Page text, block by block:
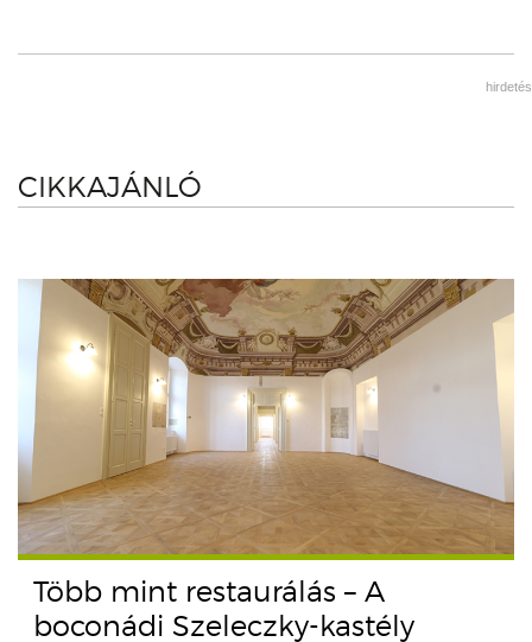
hirdetés
CIKKAJÁNLÓ
Több mint restaurálás – A
boconádi Szeleczky-kastély